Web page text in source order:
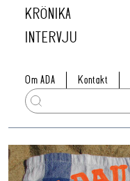
KRÖNIKA
INTERVJU
Om ADA Kontakt